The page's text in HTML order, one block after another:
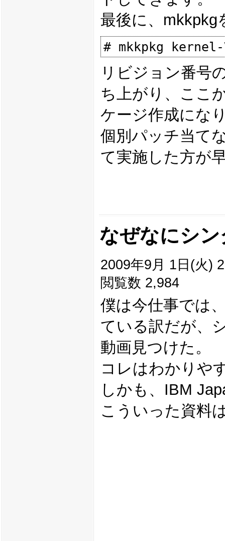
最後に、mkkpkg
リビジョン番号
ち上がり、ここ
ケージ作成にな
個別パッチ当て
て実施した方が
なぜなにシ
2009年9月 1日(火)
閲覧数 2,984
僕は今仕事では
ている訳だが、
動画見つけた。
コレはわかりや
しかも、IBM
こういった資料